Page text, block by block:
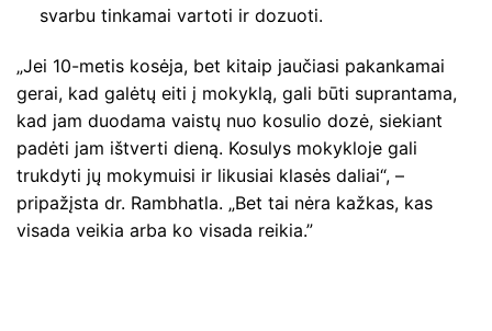
svarbu tinkamai vartoti ir dozuoti.
„Jei 10-metis kosėja, bet kitaip jaučiasi pakankamai
gerai, kad galėtų eiti į mokyklą, gali būti suprantama,
kad jam duodama vaistų nuo kosulio dozė, siekiant
padėti jam ištverti dieną. Kosulys mokykloje gali
trukdyti jų mokymuisi ir likusiai klasės daliai“, –
pripažįsta dr. Rambhatla. „Bet tai nėra kažkas, kas
visada veikia arba ko visada reikia.”